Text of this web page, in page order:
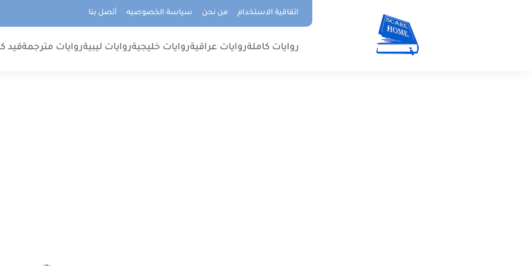
اتفاقية الاستخدام من نحن سياسة الخصوصيه أتصل بنا
روايات كاملةروايات عراقيةروايات خليجيةروايات ليبيةروايات مترجمةقيد